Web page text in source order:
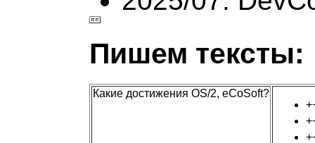
Пишем тексты:
Какие достижения OS/2, eCoSoft?